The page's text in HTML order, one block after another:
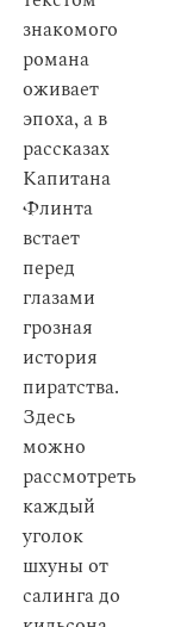
знакомого
романа
оживает
эпоха, а в
рассказах
Капитана
Флинта
встает
перед
глазами
грозная
история
пиратства.
Здесь
можно
рассмотреть
каждый
уголок
шхуны от
салинга до